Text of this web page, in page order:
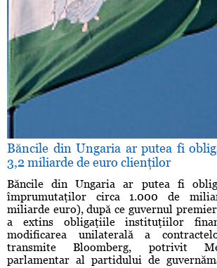
Băncile din Ungaria ar putea fi
3,2 miliarde de euro clienţilor
Băncile din Ungaria ar putea fi
împrumutaţilor circa 1.000 de
miliarde euro), după ce guvernul
a extins obligaţiile instituţiilor
modificarea unilaterală a
transmite Bloomberg, potrivit
parlamentar al partidului de